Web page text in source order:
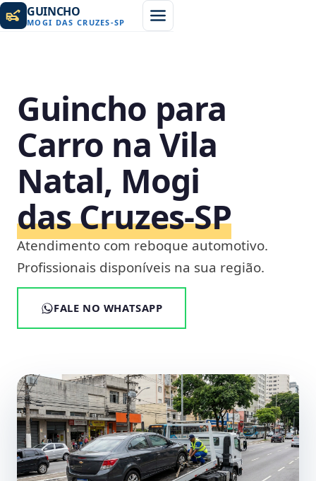
GUINCHO
MOGI DAS CRUZES-SP
Guincho para
Carro na Vila
Natal, Mogi
das Cruzes‑SP
Atendimento com reboque automotivo.
Profissionais disponíveis na sua região.
FALE NO WHATSAPP